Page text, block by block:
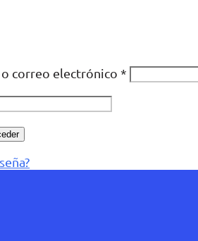
correo electrónico *